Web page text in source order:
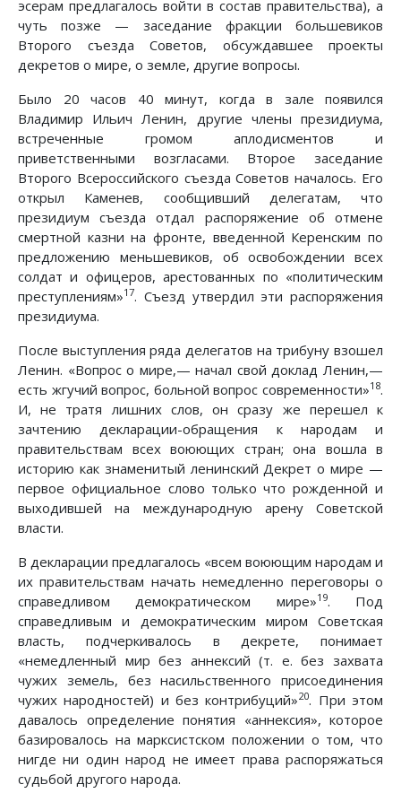
эсерам предлагалось войти в состав правительства), а
чуть позже — заседание фракции большевиков
Второго съезда Советов, обсуждавшее проекты
декретов о мире, о земле, другие вопросы.
Было 20 часов 40 минут, когда в зале появился
Владимир Ильич Ленин, другие члены президиума,
встреченные громом аплодисментов и
приветственными возгласами. Второе заседание
Второго Всероссийского съезда Советов началось. Его
открыл Каменев, сообщивший делегатам, что
президиум съезда отдал распоряжение об отмене
смертной казни на фронте, введенной Керенским по
предложению меньшевиков, об освобождении всех
солдат и офицеров, арестованных по «политическим
преступлениям»17. Съезд утвердил эти распоряжения
президиума.
После выступления ряда делегатов на трибуну взошел
Ленин. «Вопрос о мире,— начал свой доклад Ленин,—
есть жгучий вопрос, больной вопрос современности»18.
И, не тратя лишних слов, он сразу же перешел к
зачтению декларации-обращения к народам и
правительствам всех воюющих стран; она вошла в
историю как знаменитый ленинский Декрет о мире —
первое официальное слово только что рожденной и
выходившей на международную арену Советской
власти.
В декларации предлагалось «всем воюющим народам и
их правительствам начать немедленно переговоры о
справедливом демократическом мире»19. Под
справедливым и демократическим миром Советская
власть, подчеркивалось в декрете, понимает
«немедленный мир без аннексий (т. е. без захвата
чужих земель, без насильственного присоединения
чужих народностей) и без контрибуций»20. При этом
давалось определение понятия «аннексия», которое
базировалось на марксистском положении о том, что
нигде ни один народ не имеет права распоряжаться
судьбой другого народа.